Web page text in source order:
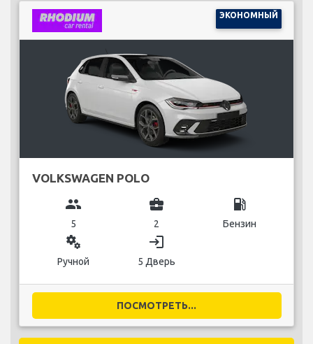
ЭКОНОМНЫЙ
VOLKSWAGEN POLO
group
5
business_center
2
local_gas_station
Бензин
miscellaneous_services
Ручной
login
5 Дверь
ПОСМОТРЕТЬ...